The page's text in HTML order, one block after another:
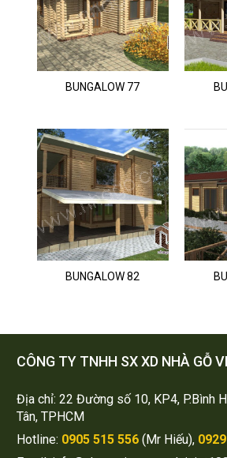
BUNGALOW 77
BUNGALOW 82
CÔNG TY TNHH SX XD NHÀ GỖ
Địa chỉ: 22 Đường số 10, KP4, P.Bình
Tân, TPHCM
Hotline: 0905 515 556(Mr Hiếu),